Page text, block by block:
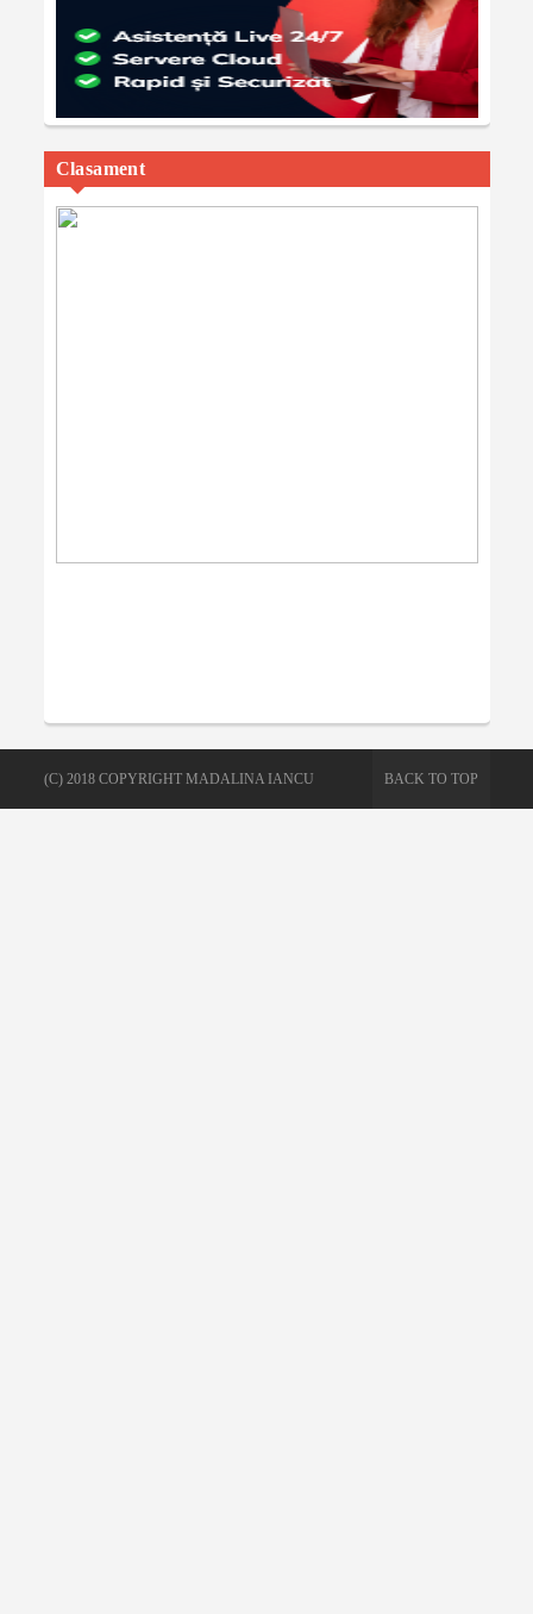
Clasament
(C) 2018 COPYRIGHT MADALINA IANCU BACK TO TOP